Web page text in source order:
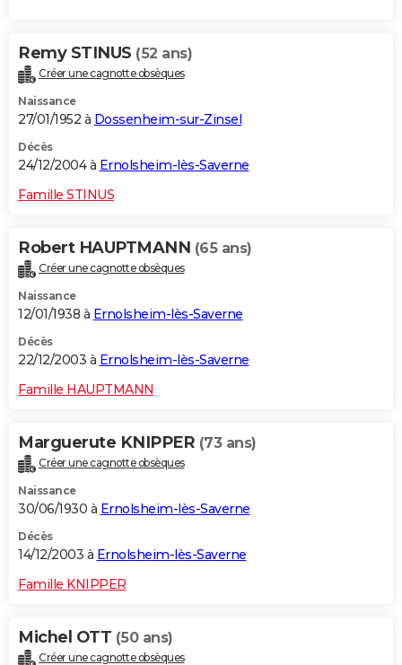
Remy STINUS (52 ans)
Créer une cagnotte obsèques
Naissance
27/01/1952 à Dossenheim-sur-Zinsel
Décès
24/12/2004 à Ernolsheim-lès-Saverne
Famille STINUS
Robert HAUPTMANN (65 ans)
Créer une cagnotte obsèques
Naissance
12/01/1938 à Ernolsheim-lès-Saverne
Décès
22/12/2003 à Ernolsheim-lès-Saverne
Famille HAUPTMANN
Marguerute KNIPPER (73 ans)
Créer une cagnotte obsèques
Naissance
30/06/1930 à Ernolsheim-lès-Saverne
Décès
14/12/2003 à Ernolsheim-lès-Saverne
Famille KNIPPER
Michel OTT (50 ans)
Créer une cagnotte obsèques